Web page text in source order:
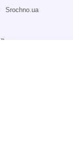
Srochno.ua
»